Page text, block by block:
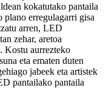
kokatutako pantaila
plano erregulagarri gisa
arren, LED
zehar, aretoa
Kostu aurrezteko
eta ematen duten
jabeek eta artistek
pantailako pantaila